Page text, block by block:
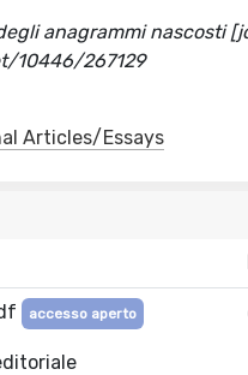
anagrammi nascosti
10446/267129
Articles/Essays
accesso aperto